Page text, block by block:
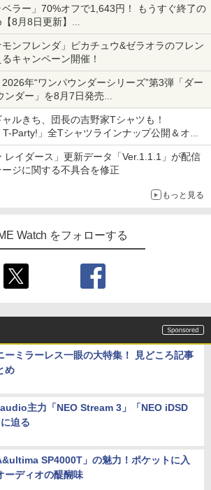
ベラー」70%オフで1,643円！ もうすぐ終了の
8月8日更新】
ップでは「大神 絶景版」が67%オフで990円
ンフレンダ」ピカチュウ&ゼラオラのフレン
キャンペーン開催！
年“ワンパウンダーシリーズ”第3弾「ダー
ンダー」を8月7日発売
ヨソース」を使用した超大型チーズバーガー
ルきち、団長の吉野家Tシャツも！
T-Party!」全Tシャツラインナップ公開＆オン
レイダース」更新データ「Ver.1.1.1」が配信
ジに関する不具合を修正
もっと見る
Watch をフォローする
ーミラーレス一眼の大特集！ 見どころ記事
め
主力「NEO Stream 3」「NEO iDSD
迫る
SP4000T」の魅力！ポケットに入
ーディオの醍醐味